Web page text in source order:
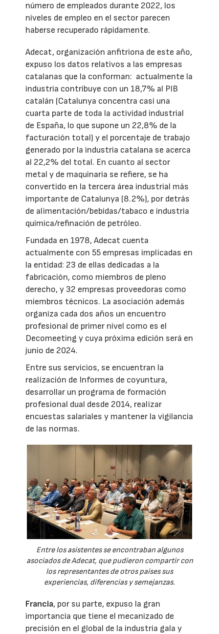
número de empleados durante 2022, los
niveles de empleo en el sector parecen
haberse recuperado rápidamente.
Adecat, organización anfitriona de este año,
expuso los datos relativos a las empresas
catalanas que la conforman: actualmente la
industria contribuye con un 18,7% al PIB
catalán (Catalunya concentra casi una
cuarta parte de toda la actividad industrial
de España, lo que supone un 22,8% de la
facturación total) y el porcentaje de trabajo
generado por la industria catalana se acerca
al 22,2% del total. En cuanto al sector
metal y de maquinaria se refiere, se ha
convertido en la tercera área industrial más
importante de Catalunya (8.2%), por detrás
de alimentación/bebidas/tabaco e industria
química/refinación de petróleo.
Fundada en 1978, Adecat cuenta
actualmente con 55 empresas implicadas en
la entidad: 23 de ellas dedicadas a la
fabricación, como miembros de pleno
derecho, y 32 empresas proveedoras como
miembros técnicos. La asociación además
organiza cada dos años un encuentro
profesional de primer nivel como es el
Decomeeting y cuya próxima edición será en
junio de 2024.
Entre sus servicios, se encuentran la
realización de Informes de coyuntura,
desarrollar un programa de formación
profesional dual desde 2014, realizar
encuestas salariales y mantener la vigilancia
de las normas.
Entre los asistentes se encontraban algunos
asociados de Adecat, que pudieron compartir con
los representantes de otros países sus
experiencias, diferencias y semejanzas.
Francia, por su parte, expuso la gran
importancia que tiene el mecanizado de
precisión en el global de la industria gala y